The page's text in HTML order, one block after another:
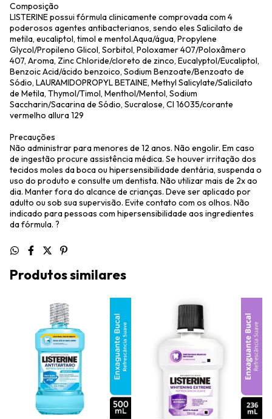
Composição
LISTERINE possui fórmula clinicamente comprovada com 4
poderosos agentes antibacterianos, sendo eles Salicilato de
metila, eucaliptol, timol e mentol.Aqua/água, Propylene
Glycol/Propileno Glicol, Sorbitol, Poloxamer 407/Poloxâmero
407, Aroma, Zinc Chloride/cloreto de zinco, Eucalyptol/Eucaliptol,
Benzoic Acid/ácido benzoico, Sodium Benzoate/Benzoato de
Sódio, LAURAMIDOPROPYL BETAINE, Methyl Salicylate/Salicilato
de Metila, Thymol/Timol, Menthol/Mentol, Sodium
Saccharin/Sacarina de Sódio, Sucralose, CI 16035/corante
vermelho allura 129
Precauções
Não administrar para menores de 12 anos. Não engolir. Em caso
de ingestão procure assistência médica. Se houver irritação dos
tecidos moles da boca ou hipersensibilidade dentária, suspenda o
uso do produto e consulte um dentista. Não utilizar mais de 2x ao
dia. Manter fora do alcance de crianças. Deve ser aplicado por
adulto ou sob sua supervisão. Evite contato com os olhos. Não
indicado para pessoas com hipersensibilidade aos ingredientes
da fórmula. ?
Produtos similares